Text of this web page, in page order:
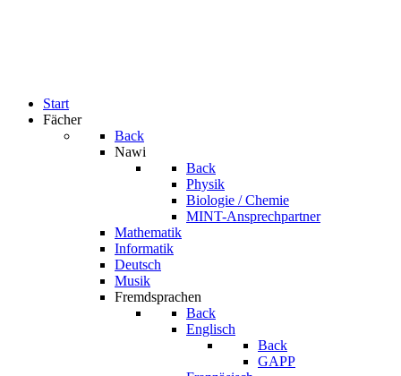
Start
Fächer
Back
Nawi
Back
Physik
Biologie / Chemie
MINT-Ansprechpartner
Mathematik
Informatik
Deutsch
Musik
Fremdsprachen
Back
Englisch
Back
GAPP